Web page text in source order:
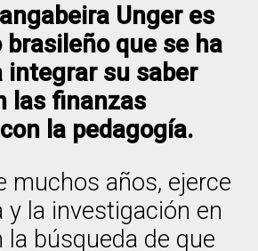
Unger es
que se ha
integrar su saber
las finanzas
la pedagogía.
muchos años, ejerce
y la investigación en
la búsqueda de que